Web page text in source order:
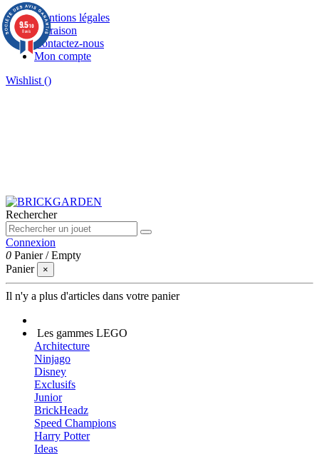
Mentions légales
Livraison
Contactez-nous
Mon compte
Wishlist ()
Rechercher
Connexion
0 Panier /Empty
Panier
×
Il n'y a plus d'articles dans votre panier
Les gammes LEGO
Architecture
Ninjago
Disney
Exclusifs
Junior
BrickHeadz
Speed Champions
Harry Potter
Ideas
9.5/10
8 avis